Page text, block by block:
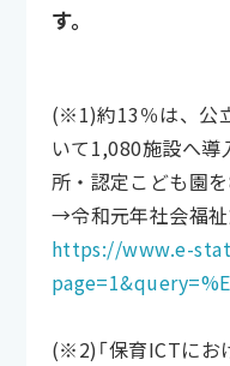
す。
(※1)約13％は、公
いて1,080施設へ導
所・認定こども園
→令和元年社会福
https://www.e-
(※2)「保育ICTにお